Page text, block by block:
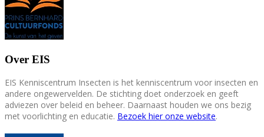
Over EIS
EIS Kenniscentrum Insecten is het kenniscentrum voor insecten en
andere ongewervelden. De stichting doet onderzoek en geeft
adviezen over beleid en beheer. Daarnaast houden we ons bezig
met voorlichting en educatie. Bezoek hier onze website.